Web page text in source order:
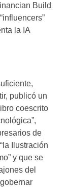
Build
la IA
publicó un
coescrito
de
Ilustración
y que se
del